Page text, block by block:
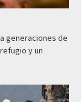
generaciones de
y un